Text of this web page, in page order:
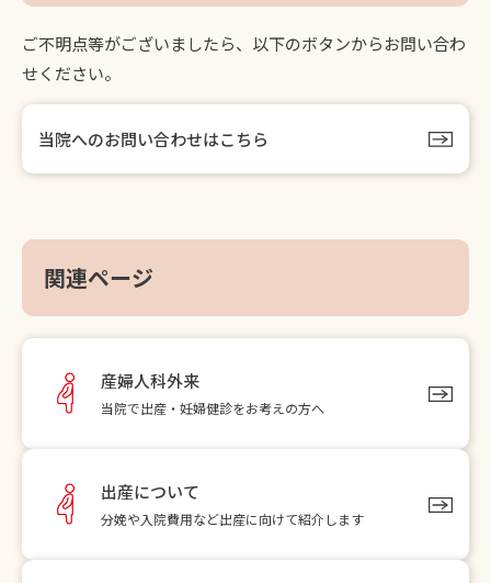
ご不明点等がございましたら、以下のボタンからお問い合わ
せください。
当院へのお問い合わせはこちら
関連ページ
産婦人科外来
当院で出産・妊婦健診をお考えの方へ
出産について
分娩や入院費用など出産に向けて紹介します